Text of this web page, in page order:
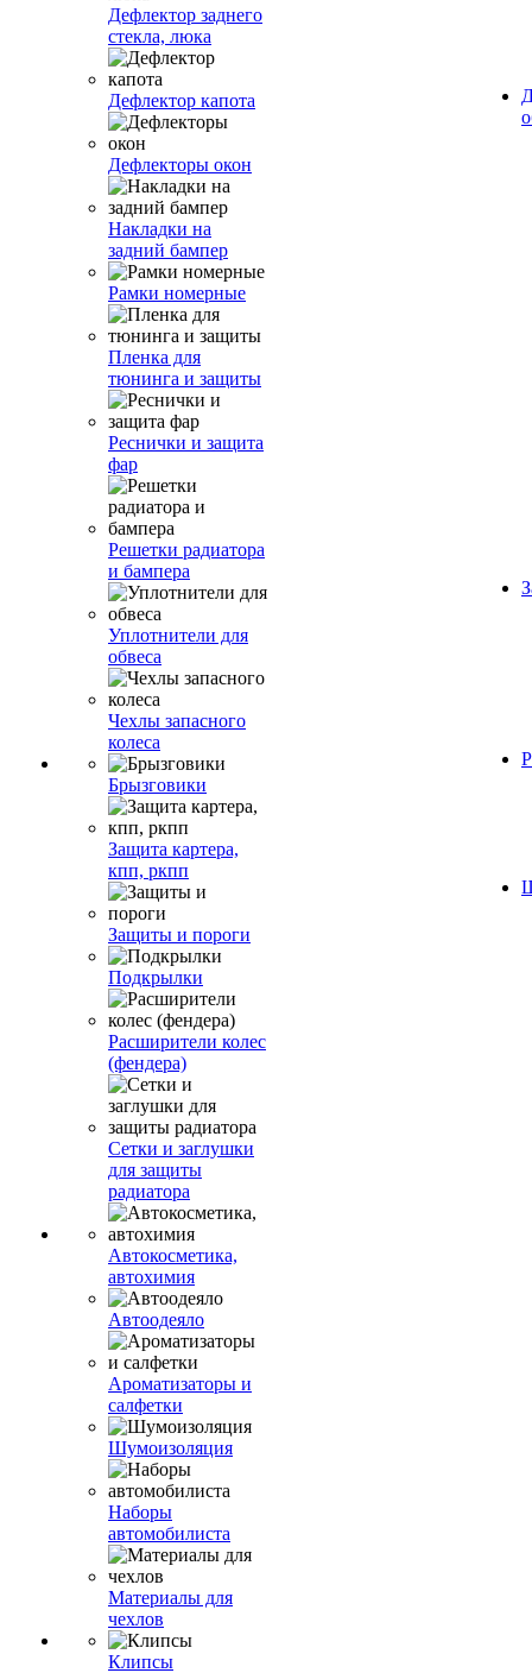
Дефлектор заднего
стекла, люка
Дефлектор капота
Дефлекторы окон
Накладки на
задний бампер
Рамки номерные
Пленка для
тюнинга и защиты
Реснички и защита
фар
Решетки радиатора
и бампера
Уплотнители для
обвеса
Чехлы запасного
колеса
Брызговики
Защита картера,
кпп, ркпп
Защиты и пороги
Подкрылки
Расширители колес
(фендера)
Сетки и заглушки
для защиты
радиатора
Автокосметика,
автохимия
Автоодеяло
Ароматизаторы и
салфетки
Шумоизоляция
Наборы
автомобилиста
Материалы для
чехлов
Клипсы